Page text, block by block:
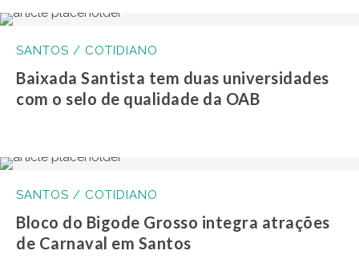
SANTOS / COTIDIANO
Baixada Santista tem duas universidades
com o selo de qualidade da OAB
SANTOS / COTIDIANO
Bloco do Bigode Grosso integra atrações
de Carnaval em Santos